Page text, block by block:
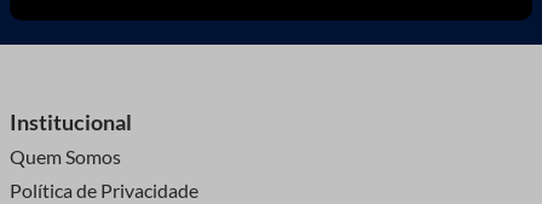
Institucional
Quem Somos
Política de Privacidade